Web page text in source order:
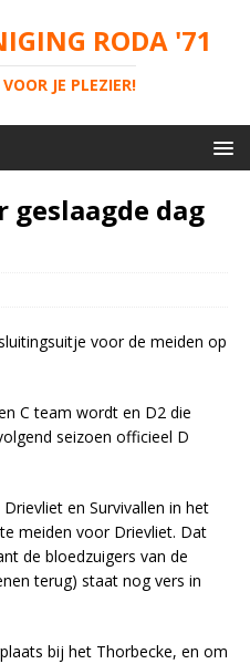
RODA '71
JE PLEZIER!
geslaagde dag
voor de meiden op
C team wordt en D2 die
seizoen officieel D
en Survivallen in het
meiden voor Drievliet. Dat
de bloedzuigers van de
terug) staat nog vers in
bij het Thorbecke, en om